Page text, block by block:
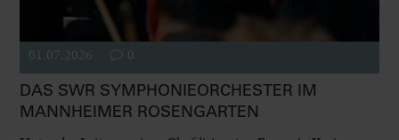
01.07.2026 0
DAS SWR SYMPHONIEORCHESTER IM
MANNHEIMER ROSENGARTEN